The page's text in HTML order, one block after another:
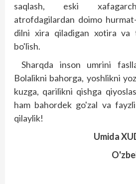
saqlash, eski
atrofdagilardan doimo
dilni xira qiladigan xotira va
bo'lish.
Sharqda inson umrini
Bolalikni bahorga, yoshlikni
kuzga, qarilikni qishga
ham bahordek go'zal va
qilaylik!
Umida